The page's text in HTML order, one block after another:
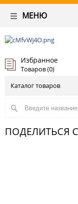
МЕНЮ
Избранное
Товаров (0)
Каталог товаров
ПОДЕЛИТЬСЯ